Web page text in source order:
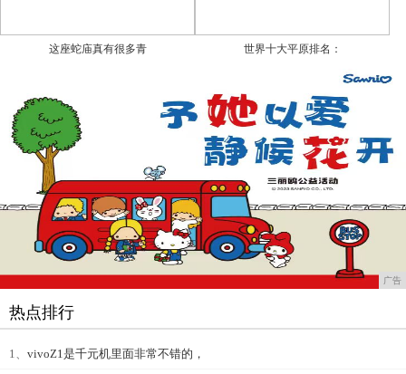
这座蛇庙真有很多青 世界十大平原排名：
广告
热点排行
1、 vivoZ1是千元机里面非常不错的，